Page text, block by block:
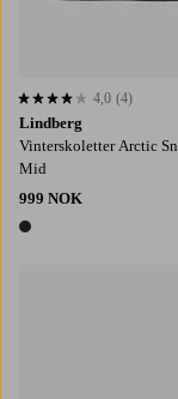
Lindberg
Vinterskoletter Arctic
Mid
999 NOK
1 farge
4,0 basert på 4
4,0 (4)